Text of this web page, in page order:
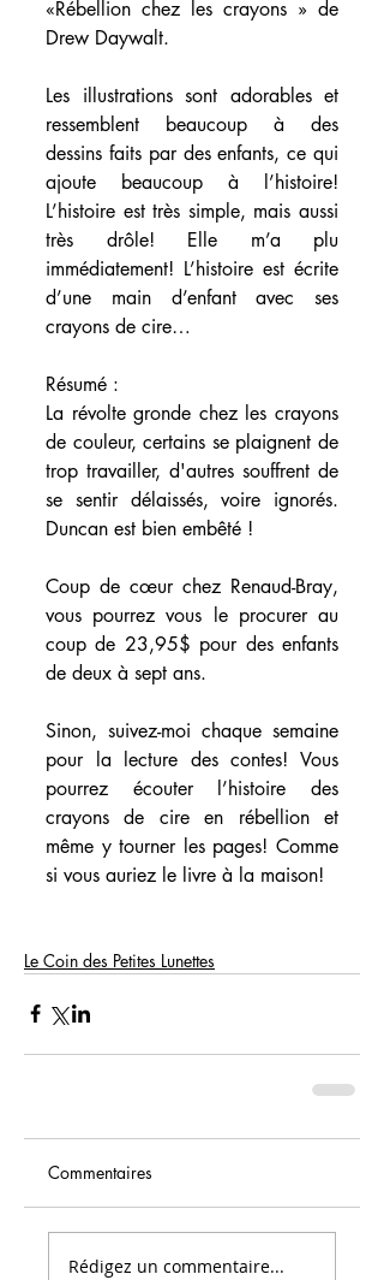
«Rébellion chez les crayons » de
Drew Daywalt.
Les illustrations sont adorables et
ressemblent beaucoup à des
dessins faits par des enfants, ce qui
ajoute beaucoup à l’histoire!
L’histoire est très simple, mais aussi
très drôle! Elle m’a plu
immédiatement! L’histoire est écrite
d’une main d’enfant avec ses
crayons de cire…
Résumé :
La révolte gronde chez les crayons
de couleur, certains se plaignent de
trop travailler, d'autres souffrent de
se sentir délaissés, voire ignorés.
Duncan est bien embêté !
Coup de cœur chez Renaud-Bray,
vous pourrez vous le procurer au
coup de 23,95$ pour des enfants
de deux à sept ans.
Sinon, suivez-moi chaque semaine
pour la lecture des contes! Vous
pourrez écouter l’histoire des
crayons de cire en rébellion et
même y tourner les pages! Comme
si vous auriez le livre à la maison!
Le Coin des Petites Lunettes
Commentaires
Rédigez un commentaire...